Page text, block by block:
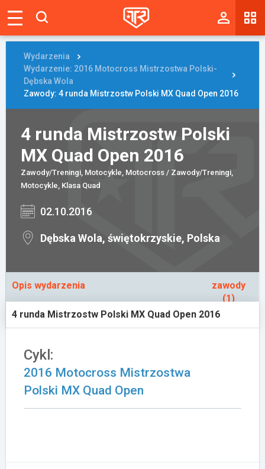
Tablica
Wyniki
Blogi
Galerie
Wydarzenia
Giełda
Ranking
Załóż konto
Wydarzenia
Wydarzenie: 2016 Motocross Mistrzostwa Polski-
Dębska Wola
Zawody: 4 runda Mistrzostw Polski MX Quad Open 2016
4 runda Mistrzostw Polski
MX Quad Open 2016
Zawody/Treningi, Motocykle, Motocross / Zawody/Treningi,
Motocykle, Klasa Quad
02.10.2016
Dębska Wola, świętokrzyskie, Polska
Opis wydarzenia
zawody
(1)
4 runda Mistrzostw Polski MX Quad Open 2016
Cykl:
2016 Motocross Mistrzostwa
Polski MX Quad Open